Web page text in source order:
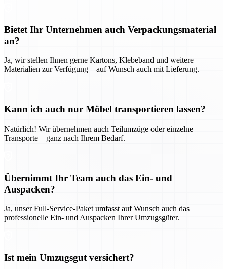
Bietet Ihr Unternehmen auch Verpackungsmaterial
an?
Ja, wir stellen Ihnen gerne Kartons, Klebeband und weitere
Materialien zur Verfügung – auf Wunsch auch mit Lieferung.
Kann ich auch nur Möbel transportieren lassen?
Natürlich! Wir übernehmen auch Teilumzüge oder einzelne
Transporte – ganz nach Ihrem Bedarf.
Übernimmt Ihr Team auch das Ein- und
Auspacken?
Ja, unser Full-Service-Paket umfasst auf Wunsch auch das
professionelle Ein- und Auspacken Ihrer Umzugsgüter.
Ist mein Umzugsgut versichert?